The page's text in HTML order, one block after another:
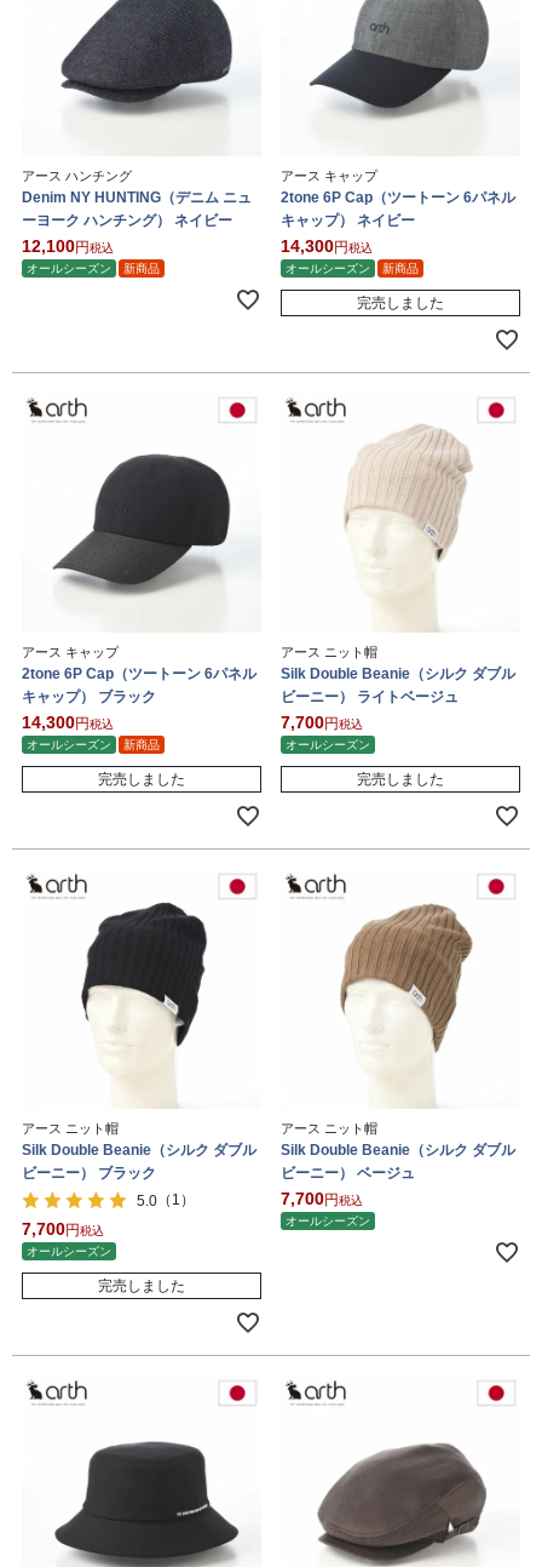
アース ハンチング
Denim NY HUNTING（デニム ニュ
ーヨーク ハンチング） ネイビー
12,100
税込
オールシーズン
新商品
アース キャップ
2tone 6P Cap（ツートーン 6パネル
キャップ） ネイビー
14,300
税込
オールシーズン
新商品
完売しました
アース キャップ
2tone 6P Cap（ツートーン 6パネル
キャップ） ブラック
14,300
税込
オールシーズン
新商品
完売しました
アース ニット帽
Silk Double Beanie（シルク ダブル
ビーニー） ライトベージュ
7,700
税込
オールシーズン
完売しました
アース ニット帽
Silk Double Beanie（シルク ダブル
ビーニー） ブラック
5.0 （1）
7,700
税込
オールシーズン
完売しました
アース ニット帽
Silk Double Beanie（シルク ダブル
ビーニー） ベージュ
7,700
税込
オールシーズン